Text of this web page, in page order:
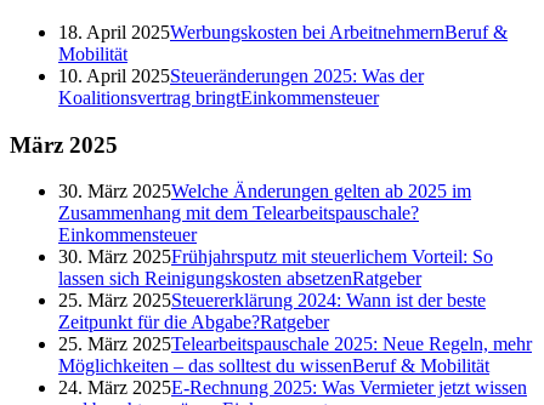
18. April 2025Werbungskosten bei ArbeitnehmernBeruf &
Mobilität
10. April 2025Steueränderungen 2025: Was der
Koalitionsvertrag bringtEinkommensteuer
März 2025
30. März 2025Welche Änderungen gelten ab 2025 im
Zusammenhang mit dem Telearbeitspauschale?
Einkommensteuer
30. März 2025Frühjahrsputz mit steuerlichem Vorteil: So
lassen sich Reinigungskosten absetzenRatgeber
25. März 2025Steuererklärung 2024: Wann ist der beste
Zeitpunkt für die Abgabe?Ratgeber
25. März 2025Telearbeitspauschale 2025: Neue Regeln, mehr
Möglichkeiten – das solltest du wissenBeruf & Mobilität
24. März 2025E-Rechnung 2025: Was Vermieter jetzt wissen